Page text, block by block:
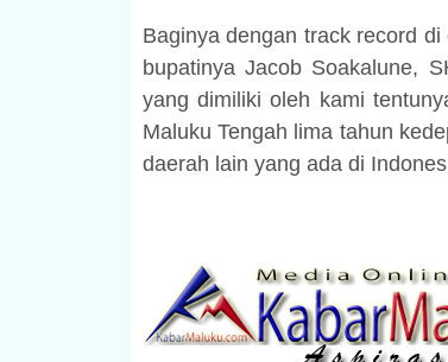
Baginya dengan track record di
bupatinya Jacob Soakalune,
yang dimiliki oleh kami
Maluku Tengah lima tahun
daerah lain yang ada di